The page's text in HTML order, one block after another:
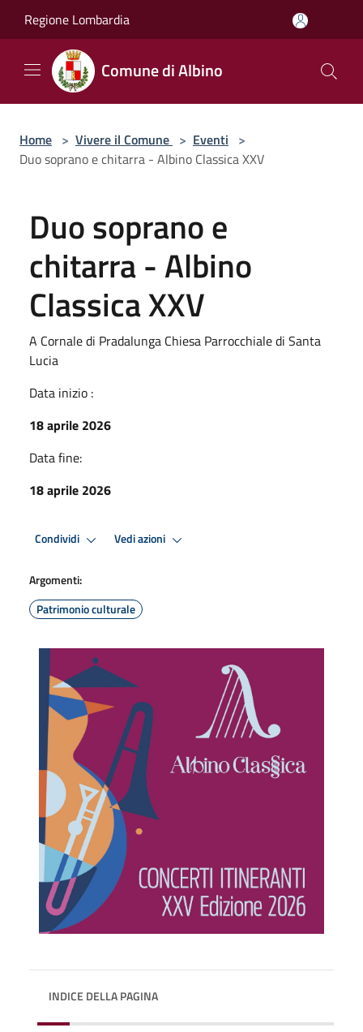
Regione Lombardia
Comune di Albino
Home > Vivere il Comune > Eventi >
Duo soprano e chitarra - Albino Classica XXV
Duo soprano e
chitarra - Albino
Classica XXV
A Cornale di Pradalunga Chiesa Parrocchiale di Santa
Lucia
Data inizio :
18 aprile 2026
Data fine:
18 aprile 2026
Condividi Vedi azioni
Argomenti:
Patrimonio culturale
INDICE DELLA PAGINA